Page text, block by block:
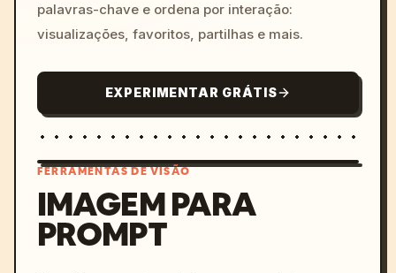
palavras-chave e ordena por interação:
visualizações, favoritos, partilhas e mais.
EXPERIMENTAR GRÁTIS
FERRAMENTAS DE VISÃO
IMAGEM PARA
PROMPT